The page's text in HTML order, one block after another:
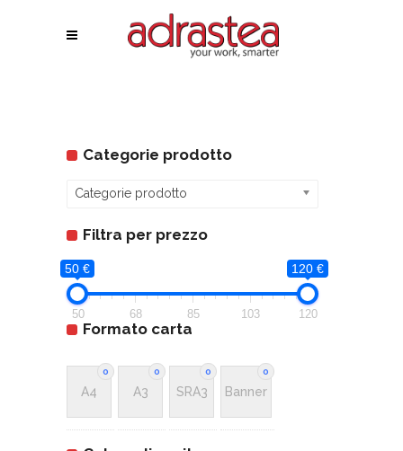
Categorie prodotto
Categorie prodotto
Filtra per prezzo
50 € 120 €
50 68 85 103 120
Formato carta
0
A4
0
A3
0
SRA3
0
Banner